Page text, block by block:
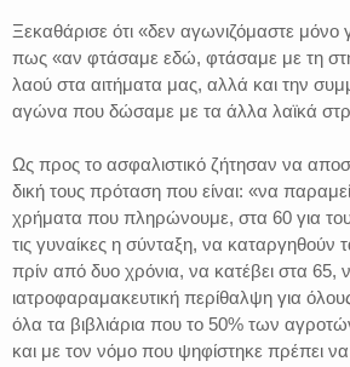
Ξεκαθάρισε ότι «δεν αγωνιζόμαστε μόνο
πως «αν φτάσαμε εδώ, φτάσαμε με τη
λαού στα αιτήματα μας, αλλά και την
αγώνα που δώσαμε με τα άλλα λαϊκά
Ως προς το ασφαλιστικό ζήτησαν να
δική τους πρόταση που είναι: «να
χρήματα που πληρώνουμε, στα 60 για
τις γυναίκες η σύνταξη, να καταργηθούν
πρίν από δυο χρόνια, να κατέβει στα 65,
ιατροφαραμακευτική περίθαλψη για
όλα τα βιβλιάρια που το 50% των
και με τον νόμο που ψηφίστηκε πρέπει να